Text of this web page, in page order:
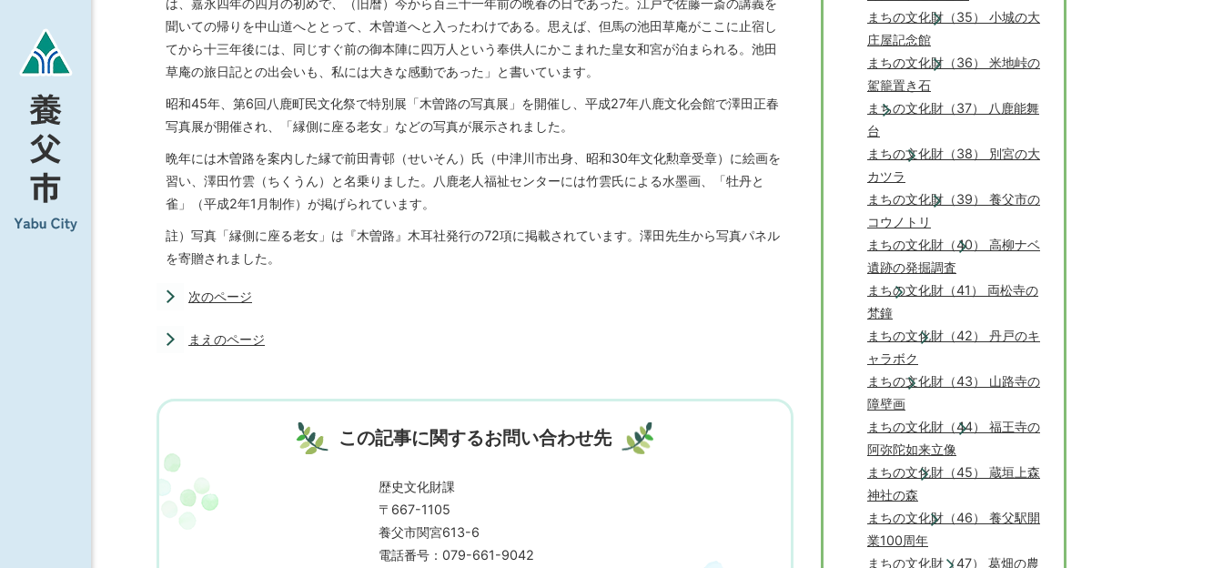
は、嘉永四年の四月の初めで、（旧暦）今から百三十一年前の晩春の日であった。江戸で佐藤一斎の講義を
聞いての帰りを中山道へととって、木曽道へと入ったわけである。思えば、但馬の池田草庵がここに止宿し
てから十三年後には、同じすぐ前の御本陣に四万人という奉供人にかこまれた皇女和宮が泊まられる。池田
草庵の旅日記との出会いも、私には大きな感動であった」と書いています。
昭和45年、第6回八鹿町民文化祭で特別展「木曽路の写真展」を開催し、平成27年八鹿文化会館で澤田正春
写真展が開催され、「縁側に座る老女」などの写真が展示されました。
晩年には木曽路を案内した縁で前田青邨（せいそん）氏（中津川市出身、昭和30年文化勲章受章）に絵画を
習い、澤田竹雲（ちくうん）と名乗りました。八鹿老人福祉センターには竹雲氏による水墨画、「牡丹と
雀」（平成2年1月制作）が掲げられています。
註）写真「縁側に座る老女」は『木曽路』木耳社発行の72項に掲載されています。澤田先生から写真パネル
を寄贈されました。
次のページ
まえのページ
この記事に関するお問い合わせ先
歴史文化財課
〒667-1105
養父市関宮613-6
電話番号：079-661-9042
まちの文化財（35） 小城の大
庄屋記念館
まちの文化財（36） 米地峠の
駕籠置き石
まちの文化財（37） 八鹿能舞
台
まちの文化財（38） 別宮の大
カツラ
まちの文化財（39） 養父市の
コウノトリ
まちの文化財（40） 高柳ナベ
遺跡の発掘調査
まちの文化財（41） 両松寺の
梵鐘
まちの文化財（42） 丹戸のキ
ャラボク
まちの文化財（43） 山路寺の
障壁画
まちの文化財（44） 福王寺の
阿弥陀如来立像
まちの文化財（45） 蔵垣上森
神社の森
まちの文化財（46） 養父駅開
業100周年
まちの文化財（47） 葛畑の農